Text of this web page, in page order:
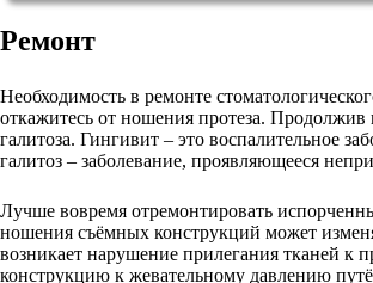
Ремонт
Необходимость в ремонте
откажитесь от ношения протеза. Продолжив
галитоза. Гингивит – это воспалительное
галитоз – заболевание, проявляющееся
Лучше вовремя отремонтировать
ношения съёмных конструкций может
возникает нарушение прилегания тканей к
конструкцию к жевательному давлению